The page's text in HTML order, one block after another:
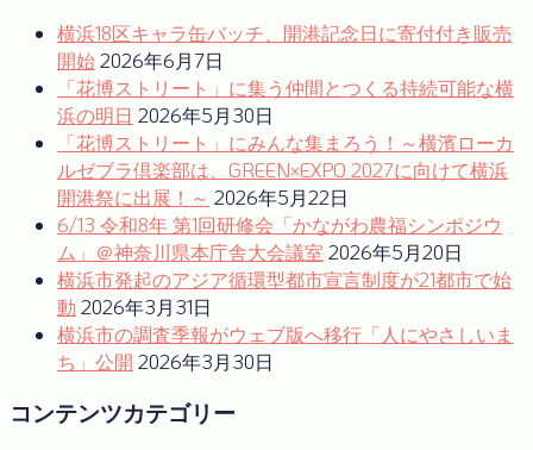
横浜18区キャラ缶バッチ、開港記念日に寄付付き販売
開始2026年6月7日
「花博ストリート」に集う仲間とつくる持続可能な横
浜の明日 2026年5月30日
「花博ストリート」にみんな集まろう！～横濱ローカ
ルゼブラ倶楽部は、GREEN×EXPO 2027に向けて横浜
開港祭に出展！～ 2026年5月22日
6/13 令和8年 第1回研修会「かながわ農福シンポジウ
ム」＠神奈川県本庁舎大会議室 2026年5月20日
横浜市発起のアジア循環型都市宣言制度が21都市で始
動 2026年3月31日
横浜市の調査季報がウェブ版へ移行「人にやさしいま
ち」公開 2026年3月30日
コンテンツカテゴリー